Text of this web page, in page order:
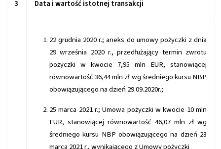
3 Data i wartość istotnej transakcji
22 grudnia 2020 r.; aneks do umowy pożyczki z dnia
29 września 2020 r., przedłużający termin zwrotu
pożyczki w kwocie 7,95 mln EUR, stanowiącej
równowartość 36,44 mln zł wg średniego kursu NBP
obowiązującego na dzień 29.09.2020r.;
25 marca 2021 r.; Umowa pożyczki w kwocie 10 mln
EUR, stanowiącej równowartość 46,07 mln zł wg
średniego kursu NBP obowiązującego na dzień 23
marca 2021 r., wynikającego z Umowy pożyczki